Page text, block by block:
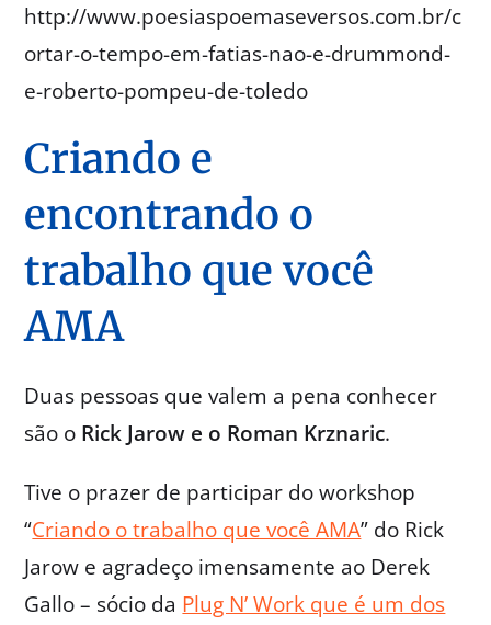
http://www.poesiaspoemaseversos.com.br/c
ortar-o-tempo-em-fatias-nao-e-drummond-
e-roberto-pompeu-de-toledo
Criando e
encontrando o
trabalho que você
AMA
Duas pessoas que valem a pena conhecer
são o Rick Jarow e o Roman Krznaric.
Tive o prazer de participar do workshop
“Criando o trabalho que você AMA” do Rick
Jarow e agradeço imensamente ao Derek
Gallo – sócio da Plug N’ Work que é um dos